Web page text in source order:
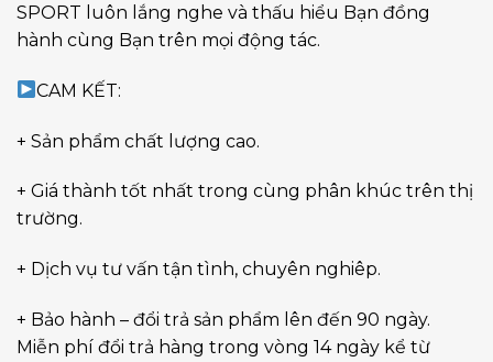
SPORT luôn lắng nghe và thấu hiểu Bạn đồng
hành cùng Bạn trên mọi động tác.
CAM KẾT:
+ Sản phẩm chất lượng cao.
+ Giá thành tốt nhất trong cùng phân khúc trên thị
trường.
+ Dịch vụ tư vấn tận tình, chuyên nghiêp.
+ Bảo hành – đổi trả sản phẩm lên đến 90 ngày.
Miễn phí đổi trả hàng trong vòng 14 ngày kể từ